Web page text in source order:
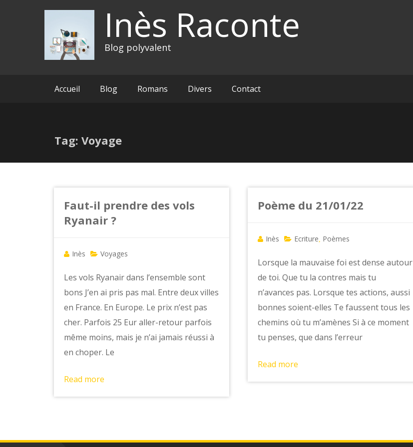
Inès Raconte
Blog polyvalent
Accueil Blog Romans Divers Contact
Tag: Voyage
Faut-il prendre des vols
Ryanair ?
Inès Voyages
Les vols Ryanair dans l’ensemble sont
bons J’en ai pris pas mal. Entre deux villes
en France. En Europe. Le prix n’est pas
cher. Parfois 25 Eur aller-retour parfois
même moins, mais je n’ai jamais réussi à
en choper. Le
Read more
Poème du 21/01/22
Inès Ecriture Poèmes
Lorsque la mauvaise foi est dense autour
de toi. Que tu la contres mais tu
n’avances pas. Lorsque tes actions, aussi
bonnes soient-elles Te faussent tous les
chemins où tu m’amènes Si à ce moment
tu penses, que dans l’erreur
Read more